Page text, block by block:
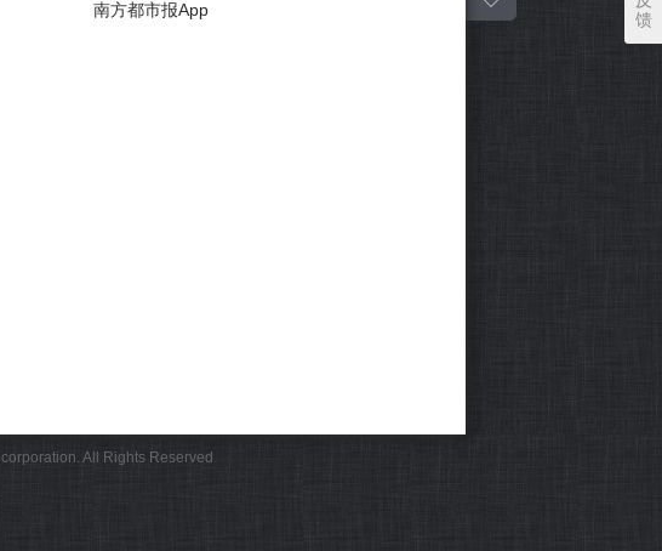
南方都市报App
馈
corporation. All Rights Reserved